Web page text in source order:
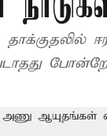
தாக்குதலில்
போன்றே